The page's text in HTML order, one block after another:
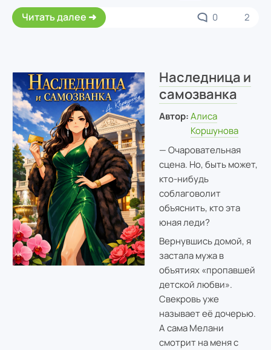
Читать далее 0 2
Наследница и
самозванка
Автор: Алиса
Коршунова
— Очаровательная
сцена. Но, быть может,
кто-нибудь
соблаговолит
объяснить, кто эта
юная леди?
Вернувшись домой, я
застала мужа в
объятиях «пропавшей
детской любви».
Свекровь уже
называет её дочерью.
А сама Мелани
смотрит на меня с